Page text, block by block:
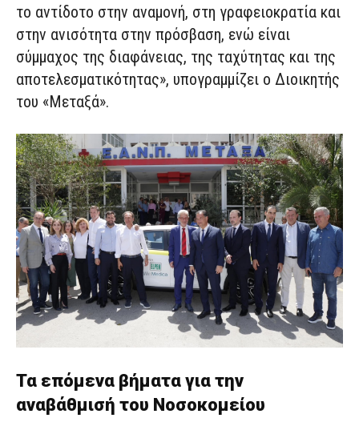
το αντίδοτο στην αναμονή, στη γραφειοκρατία και
στην ανισότητα στην πρόσβαση, ενώ είναι
σύμμαχος της διαφάνειας, της ταχύτητας και της
αποτελεσματικότητας», υπογραμμίζει ο Διοικητής
του «Μεταξά».
Τα επόμενα βήματα για την
αναβάθμισή του Νοσοκομείου